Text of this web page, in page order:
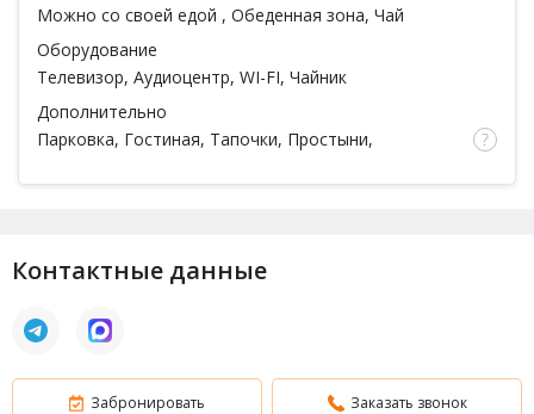
Можно со своей едой , Обеденная зона, Чай
Оборудование
Телевизор, Аудиоцентр, WI-FI, Чайник
Дополнительно
Парковка, Гостиная, Тапочки, Простыни,
Контактные данные
Забронировать Заказать звонок